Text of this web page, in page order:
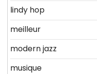
lindy hop
meilleur
modern jazz
musique